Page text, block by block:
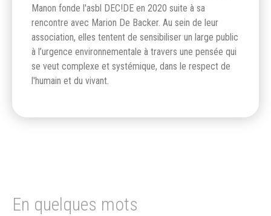
Manon fonde l'asbl DEC!DE en 2020 suite à sa
rencontre avec Marion De Backer. Au sein de leur
association, elles tentent de sensibiliser un large public
à l’urgence environnementale à travers une pensée qui
se veut complexe et systémique, dans le respect de
l'humain et du vivant.
En quelques mots